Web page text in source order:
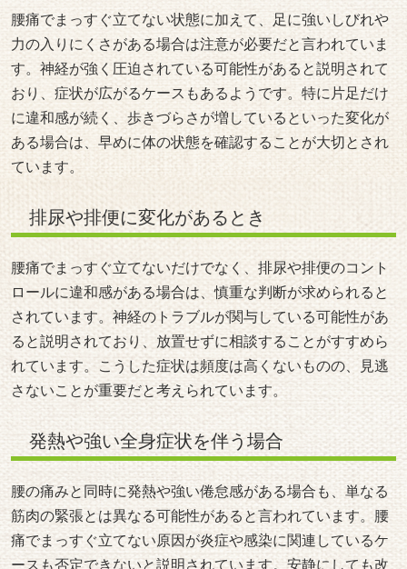
腰痛でまっすぐ立てない状態に加えて、足に強いしびれや
力の入りにくさがある場合は注意が必要だと言われていま
す。神経が強く圧迫されている可能性があると説明されて
おり、症状が広がるケースもあるようです。特に片足だけ
に違和感が続く、歩きづらさが増しているといった変化が
ある場合は、早めに体の状態を確認することが大切とされ
ています。
排尿や排便に変化があるとき
腰痛でまっすぐ立てないだけでなく、排尿や排便のコント
ロールに違和感がある場合は、慎重な判断が求められると
されています。神経のトラブルが関与している可能性があ
ると説明されており、放置せずに相談することがすすめら
れています。こうした症状は頻度は高くないものの、見逃
さないことが重要だと考えられています。
発熱や強い全身症状を伴う場合
腰の痛みと同時に発熱や強い倦怠感がある場合も、単なる
筋肉の緊張とは異なる可能性があると言われています。腰
痛でまっすぐ立てない原因が炎症や感染に関連しているケ
ースも否定できないと説明されています。安静にしても改